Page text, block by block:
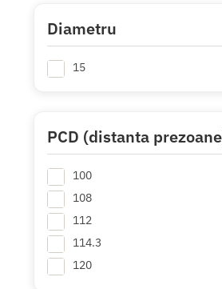
Diametru
15
PCD (distanta
100
108
112
114.3
120